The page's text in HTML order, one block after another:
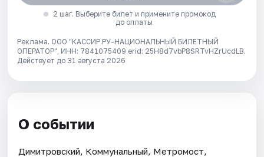
2 шаг. Выберите билет и примените промокод
до оплаты
Реклама. ООО "КАССИР.РУ-НАЦИОНАЛЬНЫЙ БИЛЕТНЫЙ
ОПЕРАТОР", ИНН: 7841075409 erid: 25H8d7vbP8SRTvHZrUcdLB.
Действует до 31 августа 2026
О событии
Димитровский, Коммунальный, Метромост,